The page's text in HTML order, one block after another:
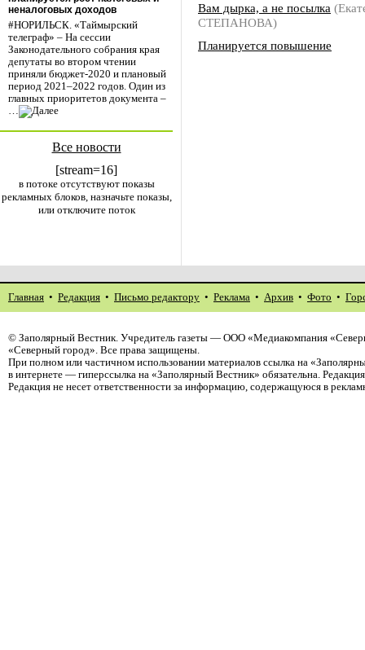
неналоговых доходов
#НОРИЛЬСК. «Таймырский
телеграф» – На сессии
Законодательного собрания края
депутаты во втором чтении
приняли бюджет-2020 и плановый
период 2021–2022 годов. Один из
главных приоритетов документа –
…
Все новости
[stream=16]
в потоке отсутствуют показы
рекламных блоков, назначьте показы,
или отключите поток
Вам дырка, а не посылка
СТЕПАНОВА)
Планируется повышение
Главная • Редакция • Письмо редактору • Реклама • Архив • Фото •
© Заполярный Вестник. Учредитель газеты — ООО «Медиакомпания
«Северный город». Все права защищены.
При полном или частичном использовании материалов ссылка на
в интернете — гиперссылка на «Заполярный Вестник» обязательна.
Редакция не несет ответственности за информацию, содержащуюся в